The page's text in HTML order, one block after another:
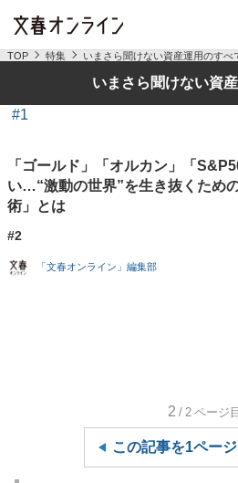
TOP 特集 いまさら聞けない資産運用のすべ
いまさら聞けない資
#1
「ゴールド」「オルカン」「
い…“激動の世界”を生き抜くため
術」とは
#2
「文春オンライン」編集部
2 /2 ページ目
この記事を1ペー